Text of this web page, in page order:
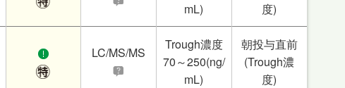
mL)
度)
LC/MS/MS
Trough濃度
70～250(ng/
mL)
朝投与直前
(Trough濃
度)